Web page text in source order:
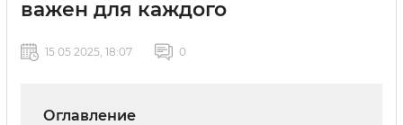
важен для каждого
15 05 2025, 18:07 0
Оглавление